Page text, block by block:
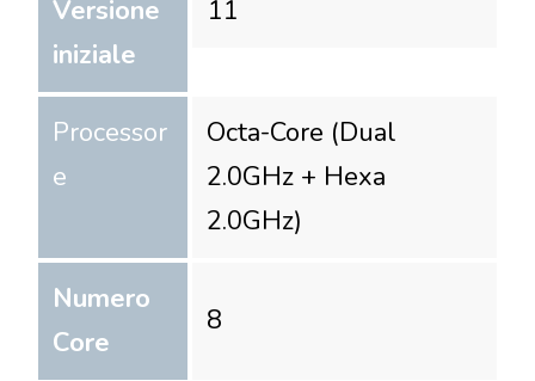
Versione
iniziale
11
Processor
e
Octa-Core (Dual
2.0GHz + Hexa
2.0GHz)
Numero
Core
8